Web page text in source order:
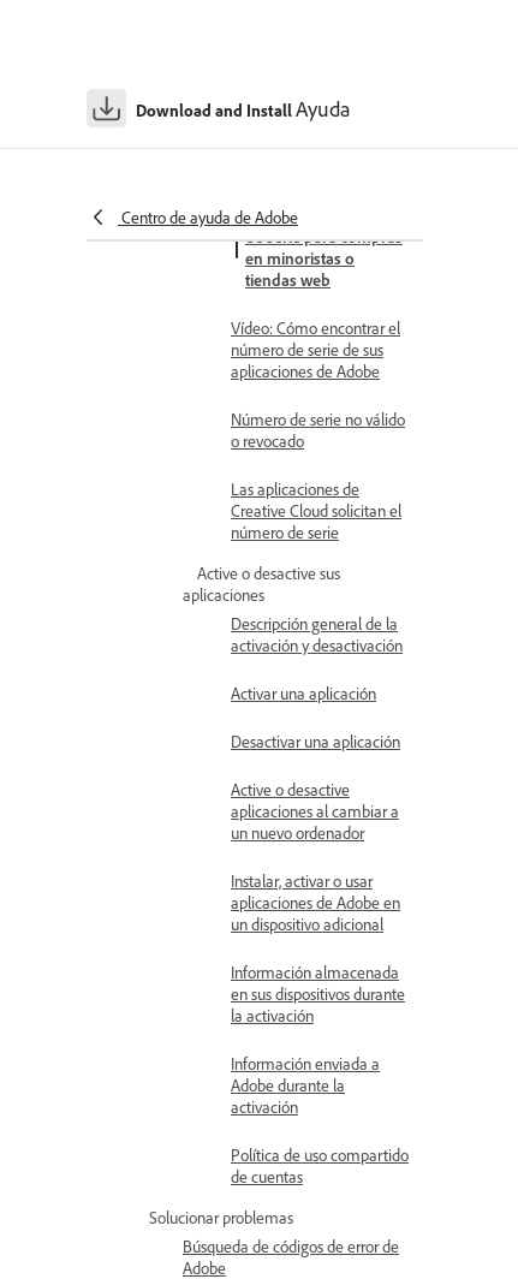
Download and InstallAyuda
Centro de ayuda de Adobe
Encuentre el número de
serie de sus compras de
Encontrar el número
de serie para compras
en minoristas o
tiendas web
Vídeo: Cómo encontrar el
número de serie de sus
aplicaciones de Adobe
Número de serie no válido
o revocado
Las aplicaciones de
Creative Cloud solicitan el
número de serie
Active o desactive sus
aplicaciones
Descripción general de la
activación y desactivación
Activar una aplicación
Desactivar una aplicación
Active o desactive
aplicaciones al cambiar a
un nuevo ordenador
Instalar, activar o usar
aplicaciones de Adobe en
un dispositivo adicional
Información almacenada
en sus dispositivos durante
la activación
Información enviada a
Adobe durante la
activación
Política de uso compartido
de cuentas
Solucionar problemas
Búsqueda de códigos de error de
Adobe